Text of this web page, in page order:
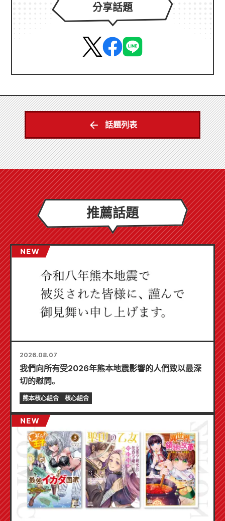
分享話題
話題列表
推薦話題
2026.08.07
我們向所有受2026年熊本地震影響的人們致以最深
切的慰問。
熊本核心組合 核心組合